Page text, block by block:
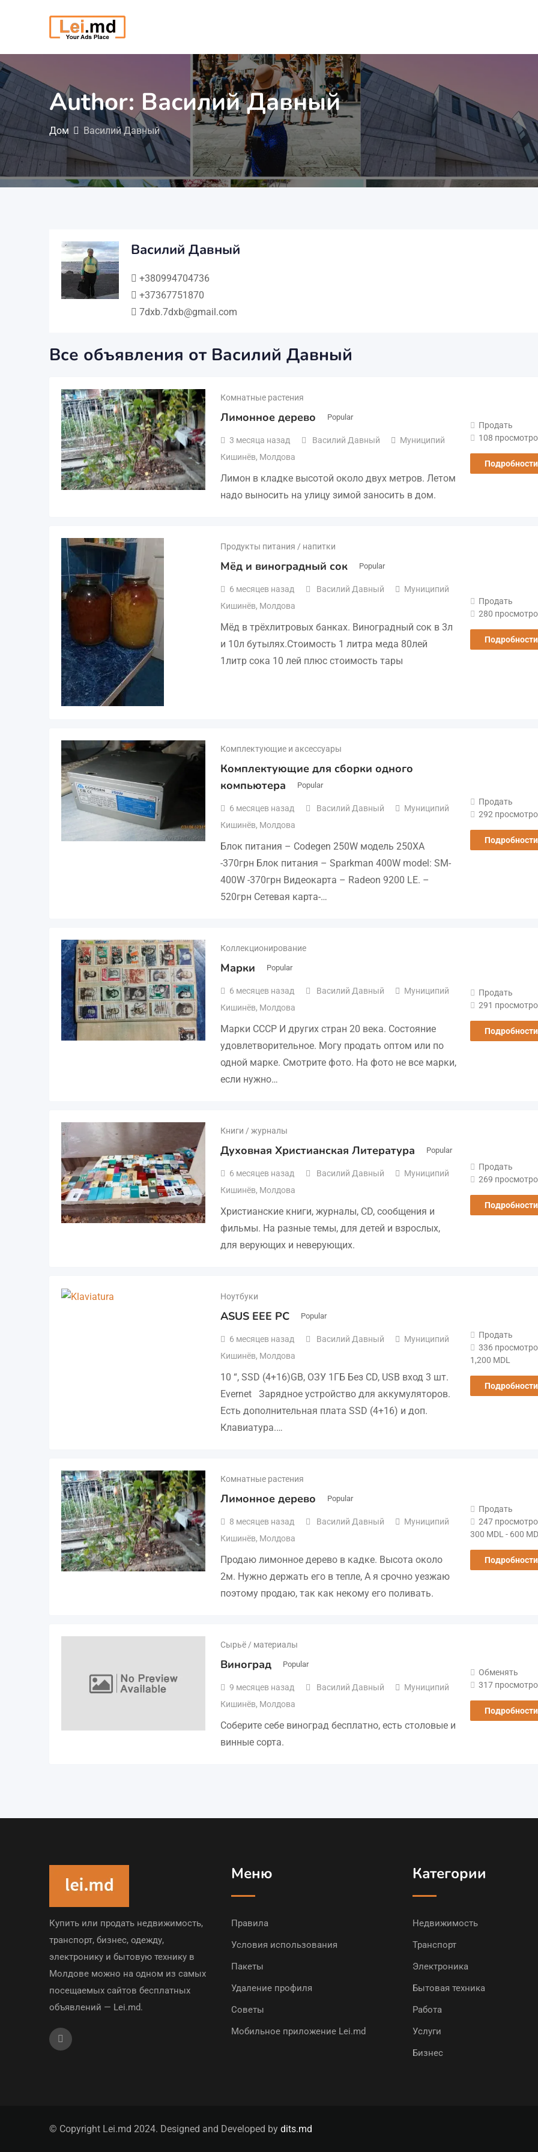
содержимому
Author: Василий Давный
Дом Василий Давный
Василий Давный
+380994704736
+37367751870
7dxb.7dxb@gmail.com
Все объявления от Василий Давный
Комнатные растения
Лимонное дерево Popular
3 месяца назад Василий Давный
Муниципий
Кишинёв, Молдова
Лимон в кладке высотой около двух метров. Летом
надо выносить на улицу зимой заносить в дом.
Продать
108
Подробности
Продукты питания / напитки
Мёд и виноградный сок Popular
6 месяцев назад Василий Давный
Муниципий
Кишинёв, Молдова
Мёд в трёхлитровых банках. Виноградный сок в 3л
и 10л бутылях.Стоимость 1 литра меда 80лей
1литр сока 10 лей плюс стоимость тары
Продать
280
Подробности
Комплектующие и аксессуары
Комплектующие для сборки одного
компьютера
Popular
6 месяцев назад Василий Давный
Муниципий
Кишинёв, Молдова
Блок питания – Codegen 250W модель 250XА
-370грн Блок питания – Sparkman 400W model: SM-
400W -370грн Видеокарта – Radeon 9200 LE. –
520грн Сетевая карта-…
Продать
292
Подробности
Коллекционирование
Марки Popular
6 месяцев назад Василий Давный
Муниципий
Кишинёв, Молдова
Марки СССР И других стран 20 века. Состояние
удовлетворительное. Могу продать оптом или по
одной марке. Смотрите фото. На фото не все марки,
если нужно…
Продать
291
Подробности
Книги / журналы
Духовная Христианская Литература Popular
6 месяцев назад Василий Давный
Муниципий
Кишинёв, Молдова
Христианские книги, журналы, СD, сообщения и
фильмы. На разные темы, для детей и взрослых,
для верующих и неверующих.
Продать
269
Подробности
Ноутбуки
ASUS EEE PC Popular
6 месяцев назад Василий Давный
Муниципий
Кишинёв, Молдова
10 “, SSD (4+16)GB, ОЗУ 1ГБ Без СD, USB вход 3 шт.
Evernet Зарядное устройство для аккумуляторов.
Есть дополнительная плата SSD (4+16) и доп.
Клавиатура.…
Продать
336
1,200 MDL
Подробности
Комнатные растения
Лимонное дерево Popular
8 месяцев назад Василий Давный
Муниципий
Кишинёв, Молдова
Продаю лимонное дерево в кадке. Высота около
2м. Нужно держать его в тепле, А я срочно уезжаю
поэтому продаю, так как некому его поливать.
Продать
247
300 MDL - 600
Подробности
Сырьё / материалы
Виноград Popular
9 месяцев назад Василий Давный
Муниципий
Кишинёв, Молдова
Соберите себе виноград бесплатно, есть столовые и
винные сорта.
Обменять
317
Подробности
Купить или продать недвижимость,
транспорт, бизнес, одежду,
электронику и бытовую технику в
Молдове можно на одном из самых
посещаемых сайтов бесплатных
объявлений — Lei.md.
Меню
Правила
Условия использования
Пакеты
Удаление профиля
Советы
Мобильное приложение Lei.md
Категории
Недвижимость
Транспорт
Электроника
Бытовая техника
Работа
Услуги
Бизнес
© Copyright Lei.md 2024. Designed and Developed by dits.md